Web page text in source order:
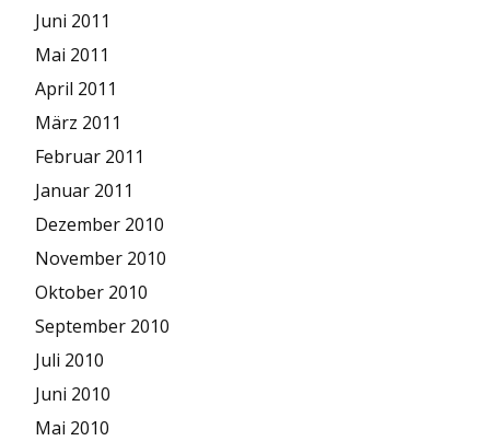
Juni 2011
Mai 2011
April 2011
März 2011
Februar 2011
Januar 2011
Dezember 2010
November 2010
Oktober 2010
September 2010
Juli 2010
Juni 2010
Mai 2010